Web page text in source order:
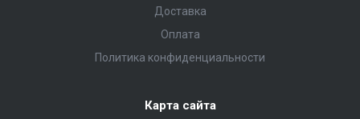
Доставка
Оплата
Политика конфиденциальности
Карта сайта